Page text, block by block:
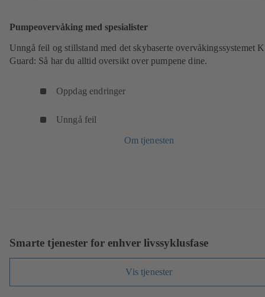
Pumpeovervåking med spesialister
Unngå feil og stillstand med det skybaserte overvåkingssystemet
Guard: Så har du alltid oversikt over pumpene dine.
Oppdag endringer
Unngå feil
Om tjenesten
Smarte tjenester for enhver livssyklusfase
Vis tjenester